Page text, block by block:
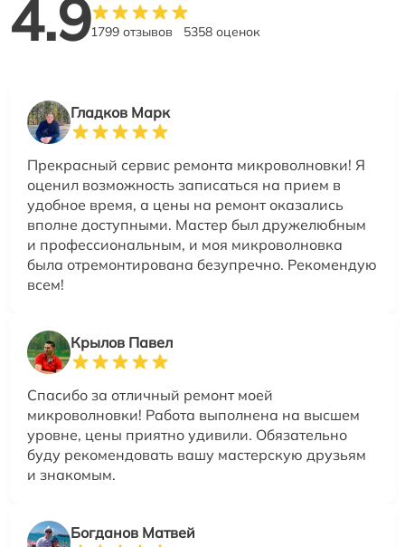
4.91799 отзывов 5358 оценок
Гладков Марк
Прекрасный сервис ремонта микроволновки! Я
оценил возможность записаться на прием в
удобное время, а цены на ремонт оказались
вполне доступными. Мастер был дружелюбным
и профессиональным, и моя микроволновка
была отремонтирована безупречно. Рекомендую
всем!
Крылов Павел
Спасибо за отличный ремонт моей
микроволновки! Работа выполнена на высшем
уровне, цены приятно удивили. Обязательно
буду рекомендовать вашу мастерскую друзьям
и знакомым.
Богданов Матвей